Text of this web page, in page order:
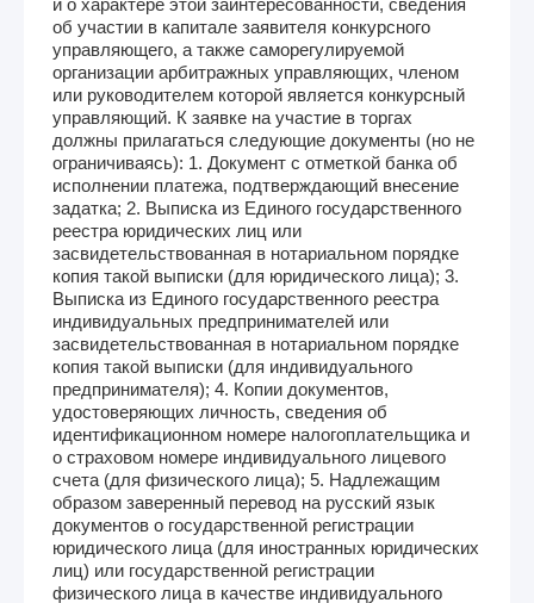
об участии в капитале заявителя конкурсного
управляющего, а также саморегулируемой
организации арбитражных управляющих, членом
или руководителем которой является конкурсный
управляющий. К заявке на участие в торгах
должны прилагаться следующие документы (но не
ограничиваясь): 1. Документ с отметкой банка об
исполнении платежа, подтверждающий внесение
задатка; 2. Выписка из Единого государственного
реестра юридических лиц или
засвидетельствованная в нотариальном порядке
копия такой выписки (для юридического лица); 3.
Выписка из Единого государственного реестра
индивидуальных предпринимателей или
засвидетельствованная в нотариальном порядке
копия такой выписки (для индивидуального
предпринимателя); 4. Копии документов,
удостоверяющих личность, сведения об
идентификационном номере налогоплательщика и
о страховом номере индивидуального лицевого
счета (для физического лица); 5. Надлежащим
образом заверенный перевод на русский язык
документов о государственной регистрации
юридического лица (для иностранных юридических
лиц) или государственной регистрации
физического лица в качестве индивидуального